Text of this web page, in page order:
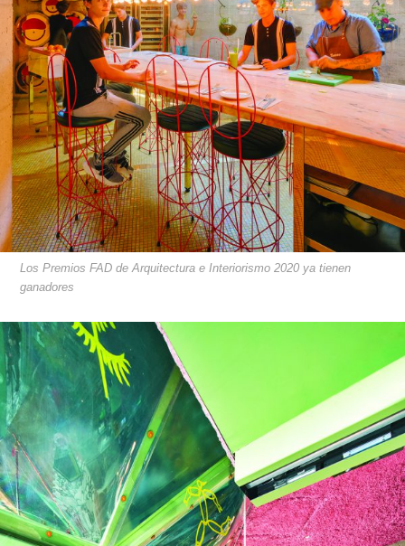
Los Premios FAD de Arquitectura e Interiorismo 2020 ya tienen
ganadores